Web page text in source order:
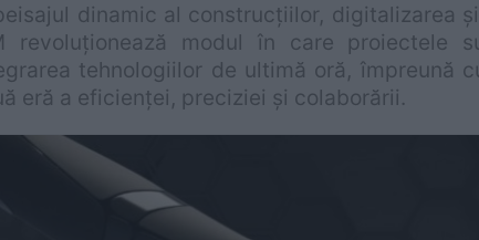
dinamic al construcțiilor, digitalizarea
revoluționează modul în care proiectele
tehnologiilor de ultimă oră, împreună
eră a eficienței, preciziei și colaborării.